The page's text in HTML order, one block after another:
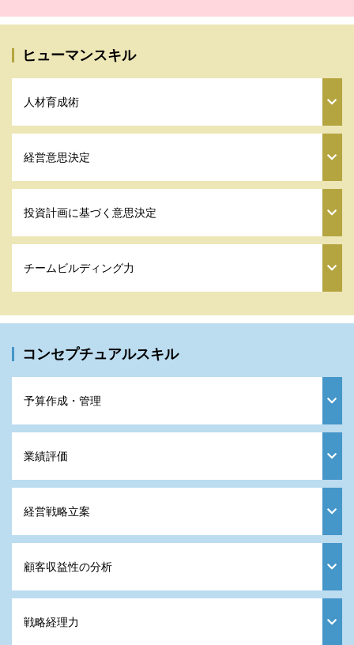
ヒューマンスキル
人材育成術
経営意思決定
投資計画に基づく意思決定
チームビルディング力
コンセプチュアルスキル
予算作成・管理
業績評価
経営戦略立案
顧客収益性の分析
戦略経理力